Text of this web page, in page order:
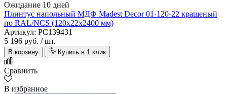
Ожидание 10 дней
Плинтус напольный МДФ Madest Decor 01-120-22 крашеный
по RAL/NCS (120х22х2400 мм)
Артикул: PC139431
5 196 руб. / шт.
В корзину Купить в 1 клик
Сравнить
В избранное